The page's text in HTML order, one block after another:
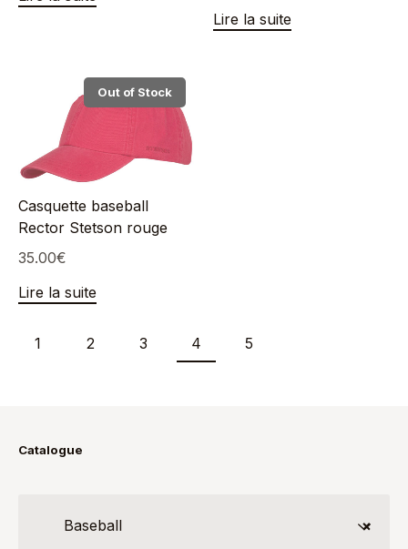
Lire la suite
Out of Stock
Casquette baseball
Rector Stetson rouge
35.00€
Lire la suite
1 2 3 4 5
Catalogue
×
Baseball